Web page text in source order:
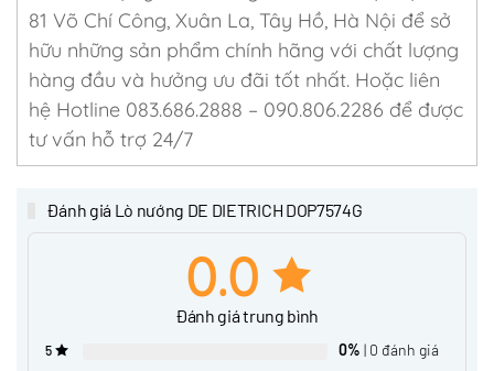
81 Võ Chí Công, Xuân La, Tây Hồ, Hà Nội để sở
hữu những sản phẩm chính hãng với chất lượng
hàng đầu và hưởng ưu đãi tốt nhất. Hoặc liên
hệ Hotline 083.686.2888 – 090.806.2286 để được
tư vấn hỗ trợ 24/7
Đánh giá Lò nướng DE DIETRICH DOP7574G
0.0
Đánh giá trung bình
5 0% | 0 đánh giá